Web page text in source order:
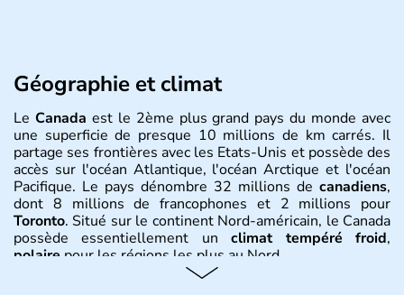
Géographie et climat
Le Canada est le 2ème plus grand pays du monde avec
une superficie de presque 10 millions de km carrés. Il
partage ses frontières avec les Etats-Unis et possède des
accès sur l'océan Atlantique, l'océan Arctique et l'océan
Pacifique. Le pays dénombre 32 millions de canadiens,
dont 8 millions de francophones et 2 millions pour
Toronto. Situé sur le continent Nord-américain, le Canada
possède essentiellement unclimat tempéré froid,
polaire pour les régions les plus au Nord.